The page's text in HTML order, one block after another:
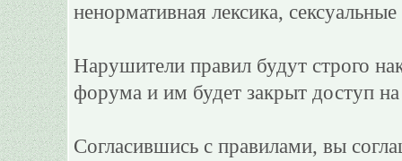
ненормативная лексика,
Нарушители правил будут строго
форума и им будет закрыт доступ
Согласившись с правилами, вы